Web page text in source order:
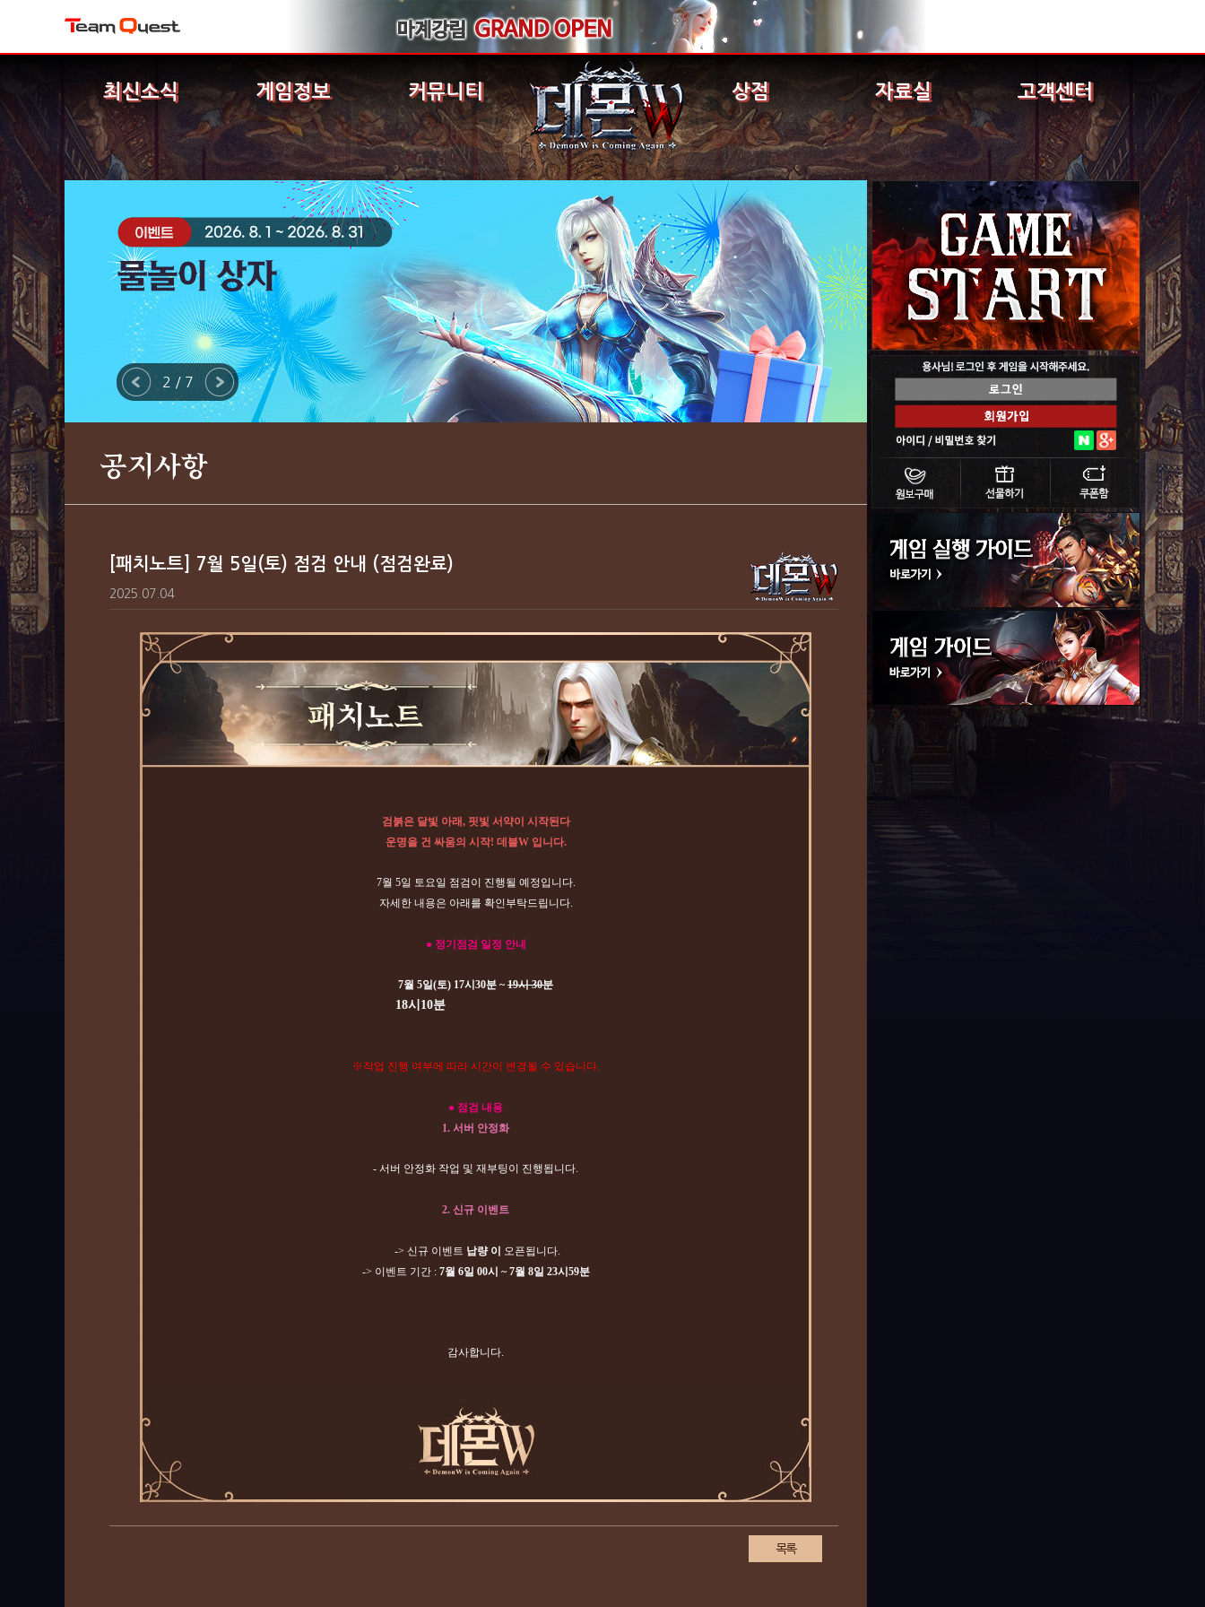
최신소식 게임정보 커뮤니티 상점 자료실 고객센터
2 / 7
공지사항
[패치노트] 7월 5일(토) 점검 안내 (점검완료)
2025.07.04
검붉은 달빛 아래, 핏빛 서약이 시작된다
운명을 건 싸움의 시작! 데블W 입니다.
7월 5일 토요일 점검이 진행될 예정입니다.
자세한 내용은 아래를 확인부탁드립니다.
● 정기점검 일정 안내
7월 5일(토) 17시30분 ~ 19시 30분
18시10분
※작업 진행 여부에 따라 시간이 변경될 수 있습니다.
● 점검 내용
1. 서버 안정화
- 서버 안정화 작업 및 재부팅이 진행됩니다.
2. 신규 이벤트
-> 신규 이벤트 납량 이 오픈됩니다.
-> 이벤트 기간 :7월 6일 00시 ~ 7월 8일 23시59분
감사합니다.
목록